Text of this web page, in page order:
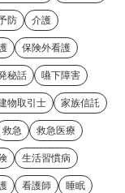
防 介護
保険外看護
秘話 嚥下障害
物取引士 家族信託
救急 救急医療
生活習慣病
看護師 睡眠